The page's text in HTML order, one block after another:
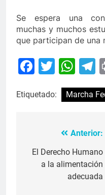
Se espera una
muchas y muchos
que participan de una
Etiquetado: Marcha
Navegación
de
entradas
Anterior:
El Derecho Humano
a la alimentación
adecuada